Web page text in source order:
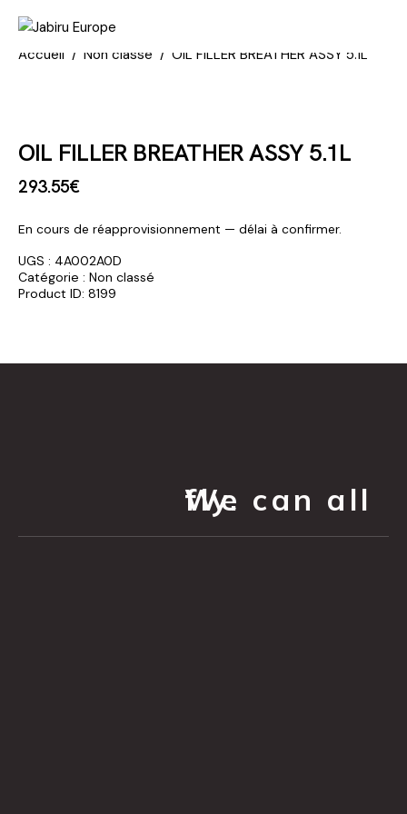
Accueil Non classé OIL FILLER BREATHER ASSY 5.1L
OIL FILLER BREATHER ASSY 5.1L
293.55€
En cours de réapprovisionnement — délai à confirmer.
UGS : 4A002A0D
Catégorie : Non classé
Product ID: 8199
We can all fly.